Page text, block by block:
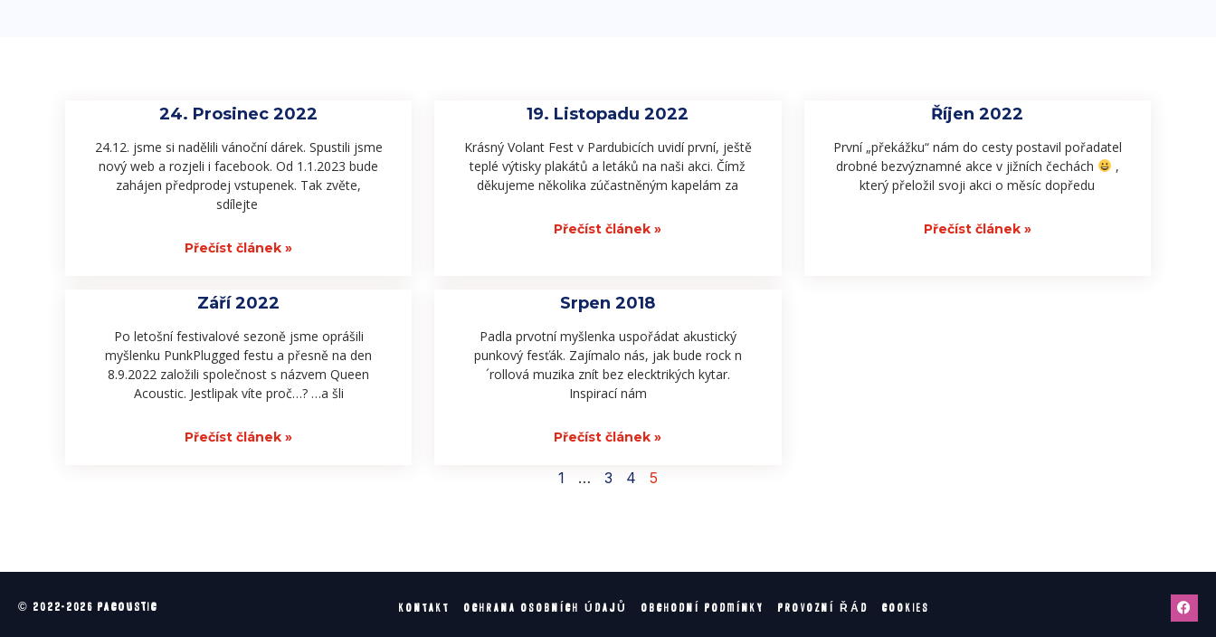
24. Prosinec 2022
24.12. jsme si nadělili vánoční dárek. Spustili jsme
nový web a rozjeli i facebook. Od 1.1.2023 bude
zahájen předprodej vstupenek. Tak zvěte,
sdílejte
Přečíst článek »
19. Listopadu 2022
Krásný Volant Fest v Pardubicích uvidí první, ještě
teplé výtisky plakátů a letáků na naši akci. Čímž
děkujeme několika zúčastněným kapelám za
Přečíst článek »
Říjen 2022
První „překážku“ nám do cesty postavil pořadatel
drobné bezvýznamné akce v jižních čechách
,
který přeložil svoji akci o měsíc dopředu
Přečíst článek »
Září 2022
Po letošní festivalové sezoně jsme oprášili
myšlenku PunkPlugged festu a přesně na den
8.9.2022 založili společnost s názvem Queen
Acoustic. Jestlipak víte proč…? …a šli
Přečíst článek »
Srpen 2018
Padla prvotní myšlenka uspořádat akustický
punkový fesťák. Zajímalo nás, jak bude rock n
´rollová muzika znít bez elecktrikých kytar.
Inspirací nám
Přečíst článek »
1 … 3 4 5
© 2022-2026 PACOUSTIC KONTAKT OCHRANA OSOBNÍCH ÚDAJŮ OBCHODNÍ PODMÍNKY PROVOZNÍ ŘÁD COOKIES